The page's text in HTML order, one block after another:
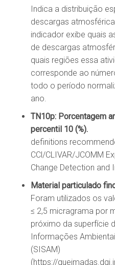
Indica a distribuição
descargas
indicador exibe quais
de descargas
quais regiões essa
corresponde ao
todo o período
ano.
TN10p: Porcentagem
percentil 10 (%).
definitions
CCl/CLIVAR/JCOMM
Change Detection and
Material particulado
Foram utilizados os
≤ 2,5 micragrama por
próximo da superfície
Informações
(SISAM)
(https://